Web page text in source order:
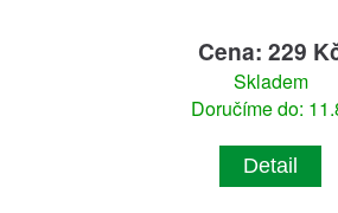
Cena: 229
Skladem
Doručíme do:
Detail